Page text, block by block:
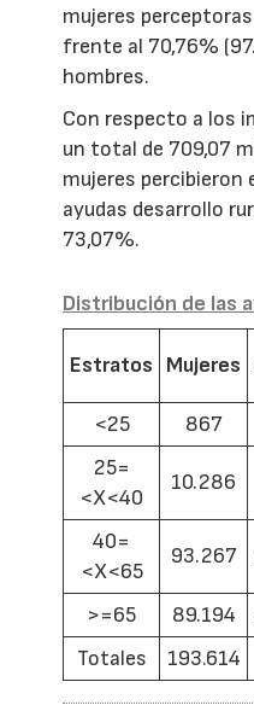
mujeres
frente al 70,76%
hombres.
Con respecto a los
un total de 709,07
mujeres percibieron
ayudas desarrollo
73,07%.
Distribución de las
Estratos Mujeres
<25
867
25=
<X<40
10.286
40=
<X<65
93.267
>=65 89.194
Totales
193.614